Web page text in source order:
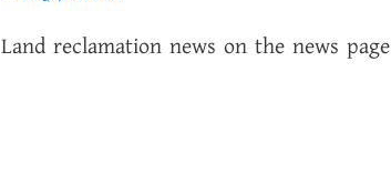
Land reclamation news on the news page